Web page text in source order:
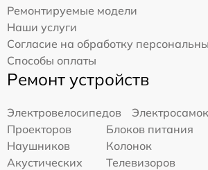
Ремонтируемые модели
Наши услуги
Согласие на обработку
Способы оплаты
Ремонт устройств
Электровелосипедов
Проекторов
Блоков питания
Наушников
Колонок
Акустических
Телевизоров